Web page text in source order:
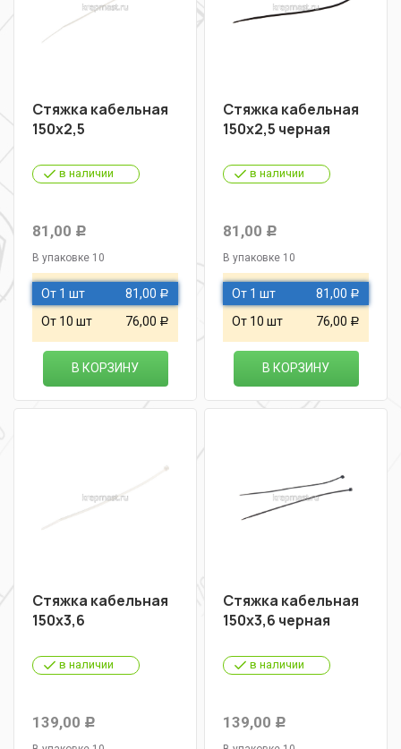
Стяжка кабельная
150х2,5
в наличии
81,00 Р
В упаковке 10
От 1 шт 81,00 Р
От 10 шт 76,00 Р
В КОРЗИНУ
Стяжка кабельная
150х2,5 черная
в наличии
81,00 Р
В упаковке 10
От 1 шт 81,00 Р
От 10 шт 76,00 Р
В КОРЗИНУ
Стяжка кабельная
150х3,6
в наличии
139,00 Р
Стяжка кабельная
150х3,6 черная
в наличии
139,00 Р